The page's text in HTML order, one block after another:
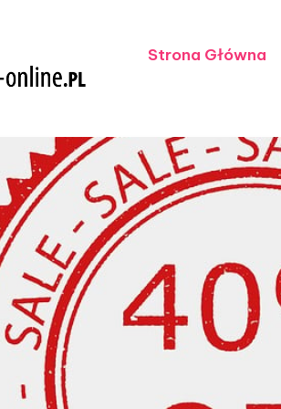
Strona Główna